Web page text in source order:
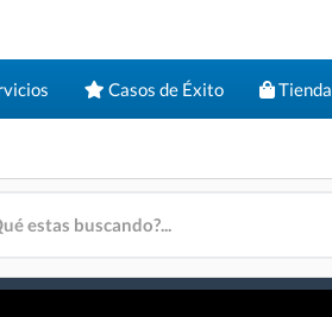
Casos de Éxito Tienda